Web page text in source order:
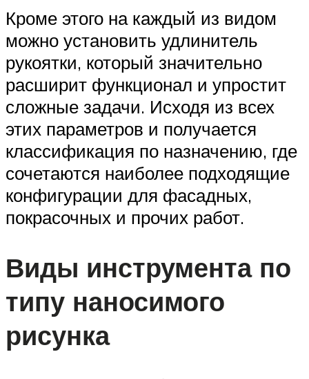
Кроме этого на каждый из видом
можно установить удлинитель
рукоятки, который значительно
расширит функционал и упростит
сложные задачи. Исходя из всех
этих параметров и получается
классификация по назначению, где
сочетаются наиболее подходящие
конфигурации для фасадных,
покрасочных и прочих работ.
Виды инструмента по
типу наносимого
рисунка